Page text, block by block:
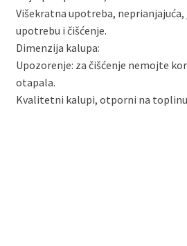
Višekratna upotreba, neprianjajuća,
upotrebu i čišćenje.
Dimenzija kalupa:
Upozorenje: za čišćenje nemojte
otapala.
Kvalitetni kalupi, otporni na